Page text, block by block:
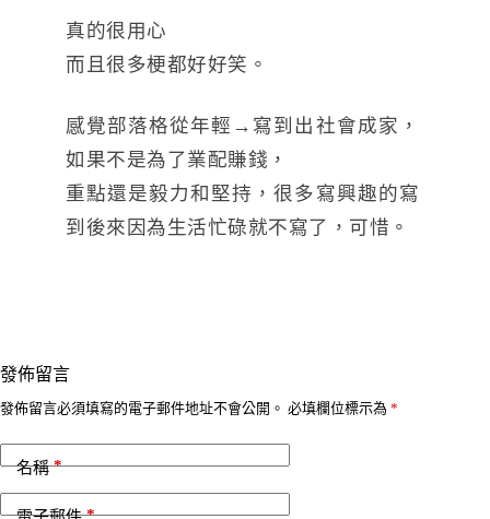
真的很用心
而且很多梗都好好笑。
感覺部落格從年輕→寫到出社會成家，
如果不是為了業配賺錢，
重點還是毅力和堅持，很多寫興趣的寫
到後來因為生活忙碌就不寫了，可惜。
發佈留言
發佈留言必須填寫的電子郵件地址不會公開。 必填欄位標示為 *
名稱*
*
A
t
e